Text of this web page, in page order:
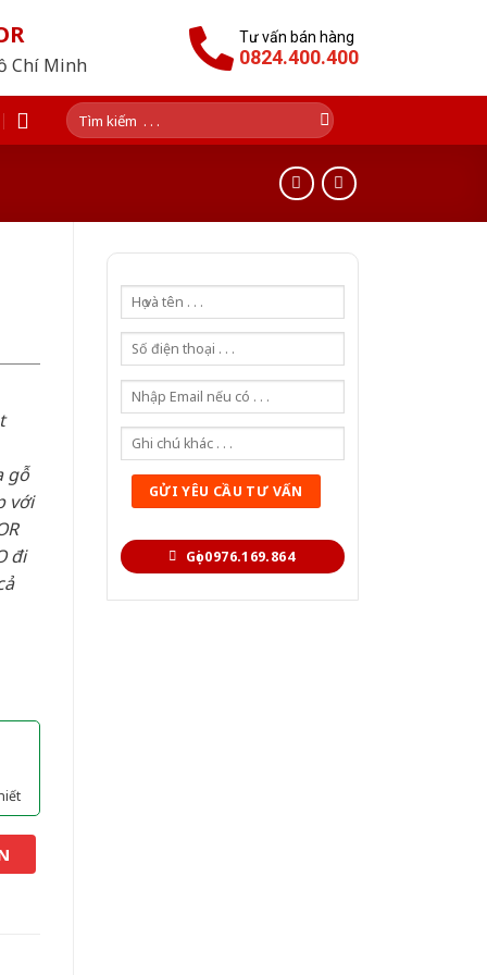
Chí Minh
Tư vấn bán hàng
0824.400.400
Tìm
kiếm:
Gọi 0976.169.864
gỗ
với
đi